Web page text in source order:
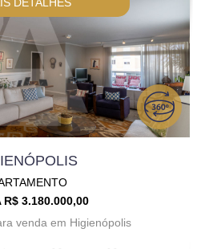
R$ 3.180.000,00
venda em Higienópolis